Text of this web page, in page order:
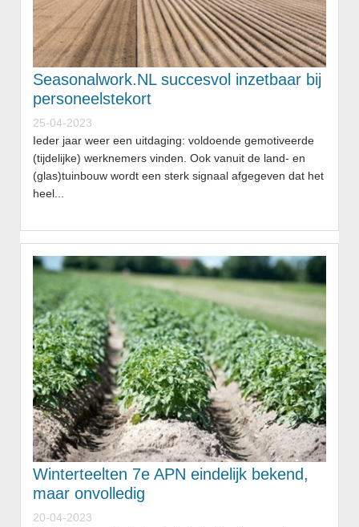
Seasonalwork.NL succesvol inzetbaar bij
personeelstekort
25-04-2023
Ieder jaar weer een uitdaging: voldoende gemotiveerde
(tijdelijke) werknemers vinden. Ook vanuit de land- en
(glas)tuinbouw wordt een sterk signaal afgegeven dat het
heel...
Winterteelten 7e APN eindelijk bekend,
maar onvolledig
20-04-2023